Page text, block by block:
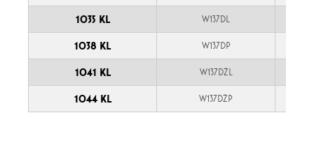
1035 KL W137DL
1038 KL W137DP
1041 KL W137DŻL
1044 KL W137DŻP